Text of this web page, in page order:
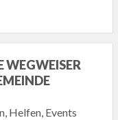
WEGWEISER
Helfen, Events